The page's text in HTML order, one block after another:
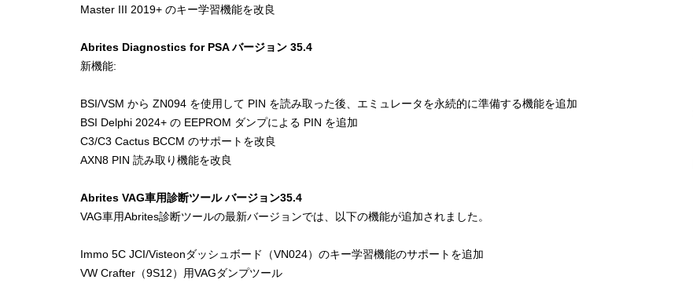
Master III 2019+ のキー学習機能を改良
Abrites Diagnostics for PSA バージョン 35.4
新機能:
BSI/VSM から ZN094 を使用して PIN を読み取った後、エミュレータを永続的に準備する機能を追加
BSI Delphi 2024+ の EEPROM ダンプによる PIN を追加
C3/C3 Cactus BCCM のサポートを改良
AXN8 PIN 読み取り機能を改良
Abrites VAG車用診断ツール バージョン35.4
VAG車用Abrites診断ツールの最新バージョンでは、以下の機能が追加されました。
Immo 5C JCI/Visteonダッシュボード（VN024）のキー学習機能のサポートを追加
VW Crafter（9S12）用VAGダンプツール